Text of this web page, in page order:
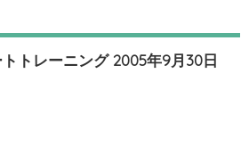
トレーニング 2005年9月30日